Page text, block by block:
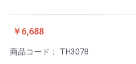
￥6,688
商品コード： TH3078